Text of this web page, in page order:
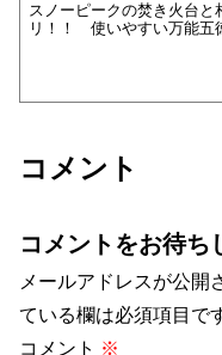
スノーピークの焚き火台と
リ！！ 使いやすい万能五
コメント
コメントをお待
メールアドレスが公開
ている欄は必須項目で
コメント ※